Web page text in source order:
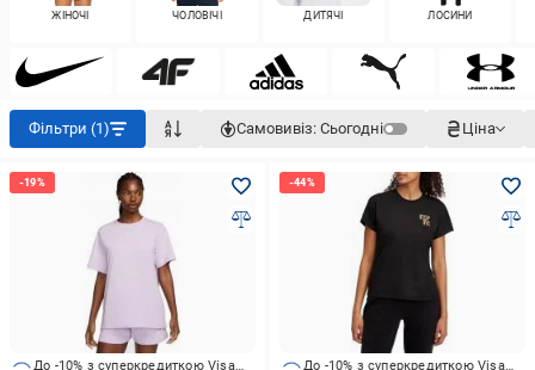
ЖІНОЧІ ЧОЛОВІЧІ ДИТЯЧІ ЛОСИНИ
Фільтри (1) Самовивіз: Сьогодні Ціна
До -10% з суперкредиткою Visa Вигода До -10% з суперкредиткою Visa Вигода